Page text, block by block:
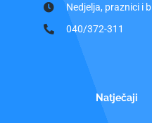
Nedjelja, praznici i
040/372-311
Natječaji